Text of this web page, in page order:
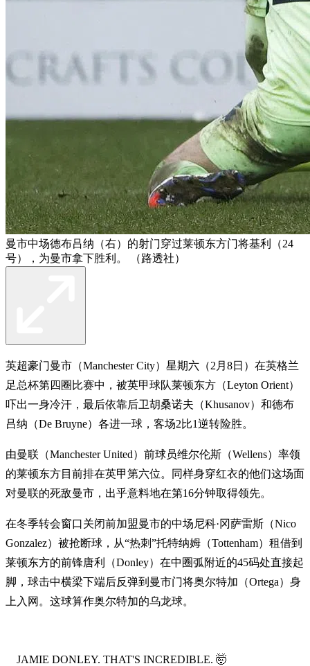
曼市中场德布吕纳（右）的射门穿过莱顿东方门将基利（24
号），为曼市拿下胜利。 （路透社）
英超豪门曼市（Manchester City）星期六（2月8日）在英格兰
足总杯第四圈比赛中，被英甲球队莱顿东方（Leyton Orient）
吓出一身冷汗，最后依靠后卫胡桑诺夫（Khusanov）和德布
吕纳（De Bruyne）各进一球，客场2比1逆转险胜。
由曼联（Manchester United）前球员维尔伦斯（Wellens）率领
的莱顿东方目前排在英甲第六位。同样身穿红衣的他们这场面
对曼联的死敌曼市，出乎意料地在第16分钟取得领先。
在冬季转会窗口关闭前加盟曼市的中场尼科·冈萨雷斯（Nico
Gonzalez）被抢断球，从“热刺”托特纳姆（Tottenham）租借到
莱顿东方的前锋唐利（Donley）在中圈弧附近的45码处直接起
脚，球击中横梁下端后反弹到曼市门将奥尔特加（Ortega）身
上入网。这球算作奥尔特加的乌龙球。
JAMIE DONLEY. THAT'S INCREDIBLE. 🤯